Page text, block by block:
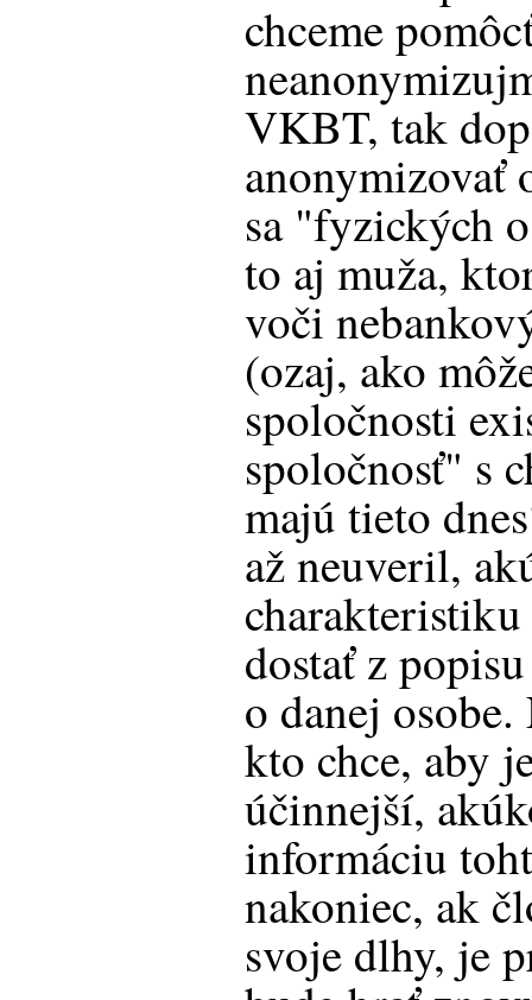
chceme
VKBT, tak
anonymizovať
sa "fyzických
to aj muža,
voči
(ozaj, ako
spoločnosti
spoločnosť" s
majú tieto
až neuveril,
dostať z
o danej
kto chce, aby
účinnejší,
informáciu
nakoniec, ak
svoje dlhy, je